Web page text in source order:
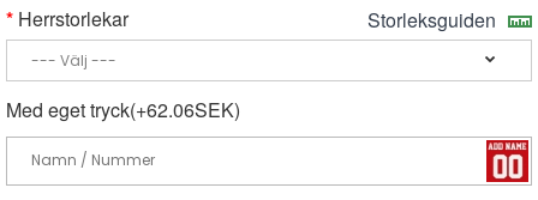
Herrstorlekar
Storleksguiden
Med eget tryck(+62.06SEK)